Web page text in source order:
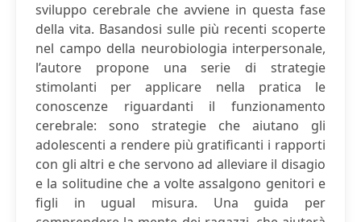
sviluppo cerebrale che avviene in questa fase
della vita. Basandosi sulle più recenti scoperte
nel campo della neurobiologia interpersonale,
l’autore propone una serie di strategie
stimolanti per applicare nella pratica le
conoscenze riguardanti il funzionamento
cerebrale: sono strategie che aiutano gli
adolescenti a rendere più gratificanti i rapporti
con gli altri e che servono ad alleviare il disagio
e la solitudine che a volte assalgono genitori e
figli in ugual misura. Una guida per